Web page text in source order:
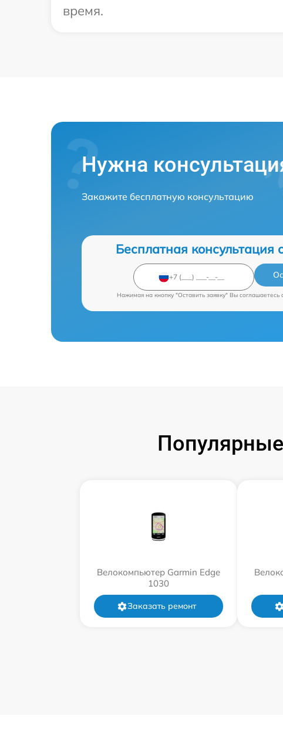
время.
Нужна
Закажите бесплатную консультацию
Бесплатная консультация
Нажимая на кнопку "Оставить заявку" Вы соглашаетесь
Велокомпьютер Garmin Edge
1030
Заказать ремонт